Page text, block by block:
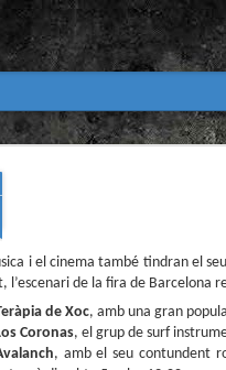
i el cinema també tindran el
l’escenari de la fira de Barcelona
de Xoc, amb una gran
Coronas, el grup de surf
, amb el seu contundent